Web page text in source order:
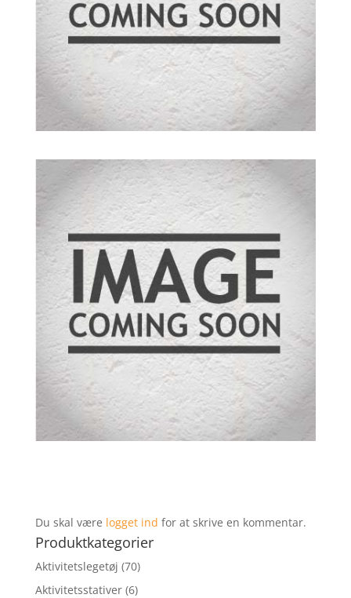
Du skal være logget ind for at skrive en kommentar.
Produktkategorier
Aktivitetslegetøj (70)
Aktivitetsstativer (6)